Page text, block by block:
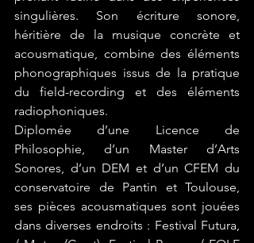
singulières. Son écriture sonore,
héritière de la musique concrète et
acousmatique, combine des éléments
phonographiques issus de la pratique
du field-recording et des éléments
radiophoniques.
Diplomée d’une Licence de
Philosophie, d’un Master d’Arts
Sonores, d’un DEM et d’un CFEM du
conservatoire de Pantin et Toulouse,
ses pièces acousmatiques sont jouées
dans diverses endroits : Festival Futura,